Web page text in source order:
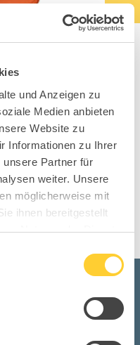
und Anzeigen zu
Medien anbieten
Website zu
Informationen zu Ihrer
unsere Partner für
weiter. Unsere
möglicherweise mit
ihnen bereitgestellt
Nutzung der Dienste
mit den